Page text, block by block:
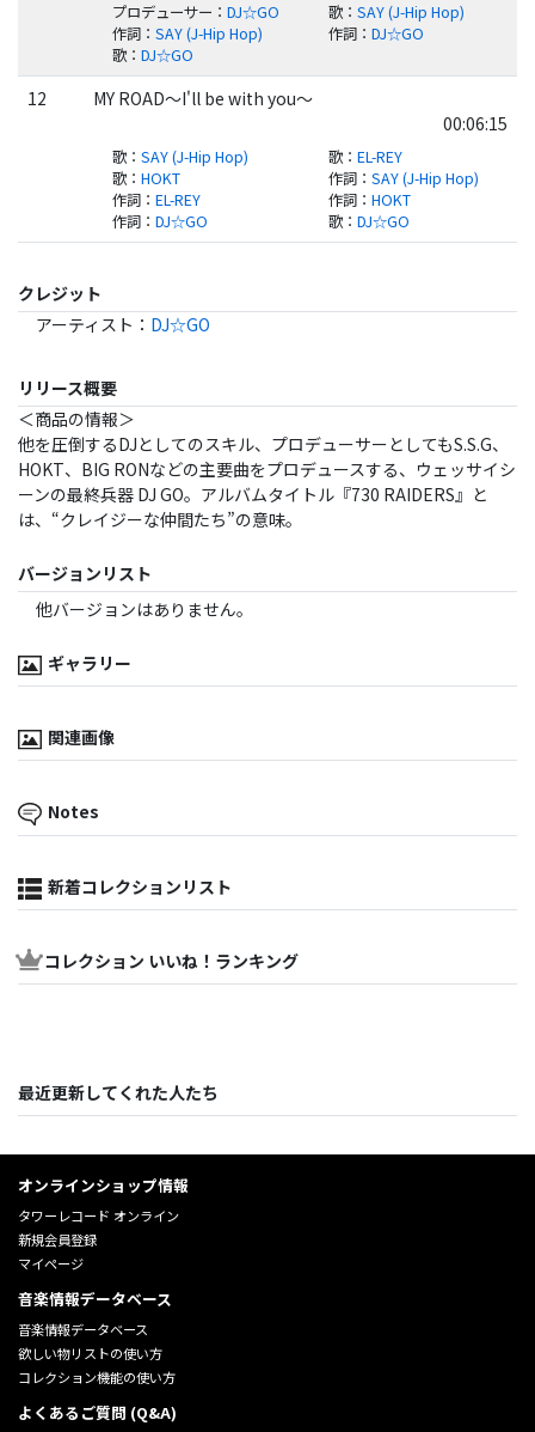
プロデューサー ： DJ☆GO 歌： SAY (J-Hip Hop)
作詞： SAY (J-Hip Hop) 作詞： DJ☆GO
歌： DJ☆GO
12
MY ROAD～I'll be with you～
00:06:15
歌： SAY (J-Hip Hop) 歌： EL-REY
歌： HOKT 作詞： SAY (J-Hip Hop)
作詞： EL-REY 作詞： HOKT
作詞： DJ☆GO 歌： DJ☆GO
クレジット
アーティスト ： DJ☆GO
リリース概要
＜商品の情報＞
他を圧倒するDJとしてのスキル、プロデューサーとしてもS.S.G、
HOKT、BIG RONなどの主要曲をプロデュースする、ウェッサイシ
ーンの最終兵器 DJ GO。アルバムタイトル『730 RAIDERS』と
は、“クレイジーな仲間たち”の意味。
バージョンリスト
他バージョンはありません。
ギャラリー
関連画像
Notes
新着コレクションリスト
コレクション いいね！ランキング
最近更新してくれた人たち
オンラインショップ情報
タワーレコード オンライン
新規会員登録
マイページ
音楽情報データベース
音楽情報データベース
欲しい物リストの使い方
コレクション機能の使い方
よくあるご質問 (Q&A)